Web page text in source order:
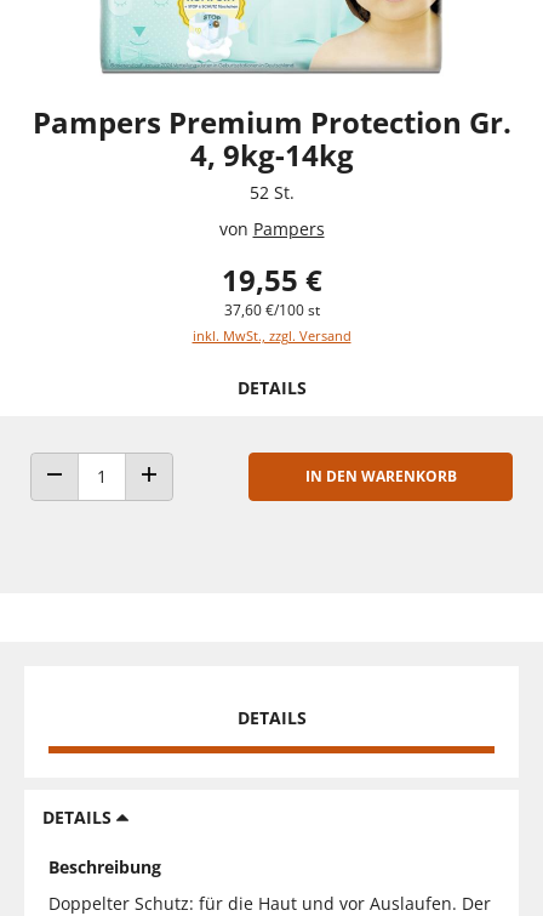
Pampers Premium Protection Gr.
4, 9kg-14kg
52 St.
von Pampers
19,55 €
37,60 €/100 st
inkl. MwSt., zzgl. Versand
DETAILS
ANZAHL VERRINGERNANZAHL ERHÖHEN
IN DEN WARENKORB
DETAILS
DETAILS
Beschreibung
Doppelter Schutz: für die Haut und vor Auslaufen. Der